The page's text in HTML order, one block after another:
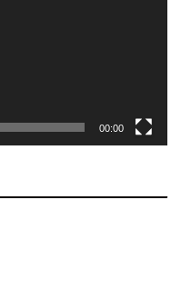
00:00